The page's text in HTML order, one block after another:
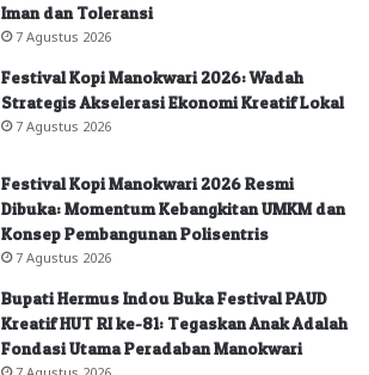
Iman dan Toleransi
7 Agustus 2026
Festival Kopi Manokwari 2026: Wadah
Strategis Akselerasi Ekonomi Kreatif Lokal
7 Agustus 2026
Festival Kopi Manokwari 2026 Resmi
Dibuka: Momentum Kebangkitan UMKM dan
Konsep Pembangunan Polisentris
7 Agustus 2026
Bupati Hermus Indou Buka Festival PAUD
Kreatif HUT RI ke-81: Tegaskan Anak Adalah
Fondasi Utama Peradaban Manokwari
7 Agustus 2026